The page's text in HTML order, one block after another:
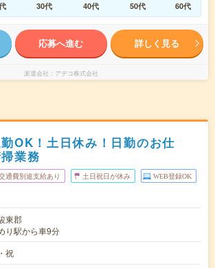
30代 40代 50代 60代
応募へ進む 詳しく見る
派遣会社 アデコ株式会社
OK！土日休み！日勤のお仕
業務
通費別途支給あり 土日祝日が休み WEB登録OK
東郡
り駅から車9分
祝